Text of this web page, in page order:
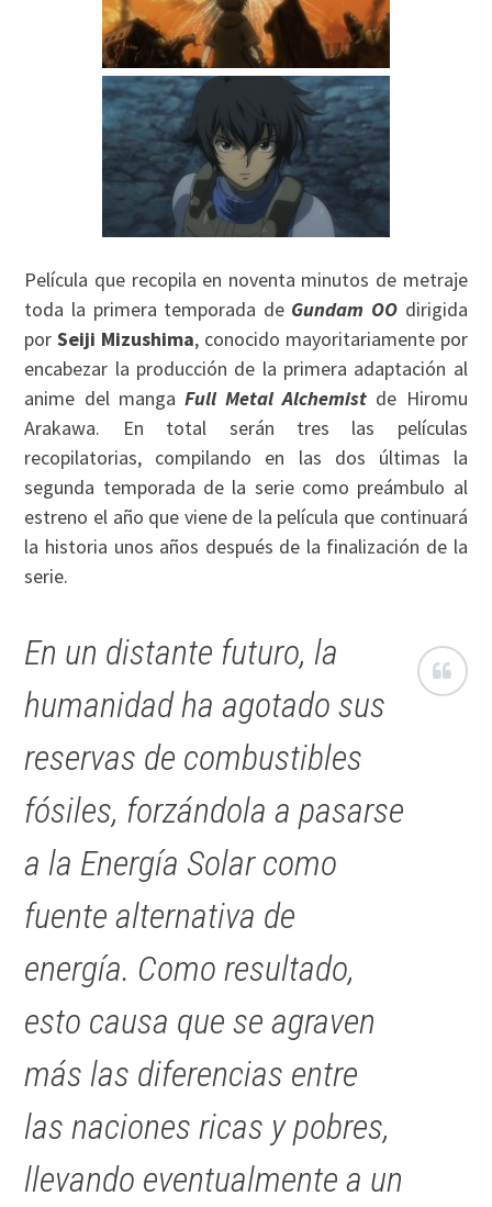
Película que recopila en noventa minutos de metraje
toda la primera temporada de Gundam OO dirigida
porSeiji Mizushima, conocido mayoritariamente por
encabezar la producción de la primera adaptación al
anime del manga Full Metal Alchemist de Hiromu
Arakawa. En total serán tres las películas
recopilatorias, compilando en las dos últimas la
segunda temporada de la serie como preámbulo al
estreno el año que viene de la película que continuará
la historia unos años después de la finalización de la
serie.
En un distante futuro, la
humanidad ha agotado sus
reservas de combustibles
fósiles, forzándola a pasarse
a la Energía Solar como
fuente alternativa de
energía. Como resultado,
esto causa que se agraven
más las diferencias entre
las naciones ricas y pobres,
llevando eventualmente a un